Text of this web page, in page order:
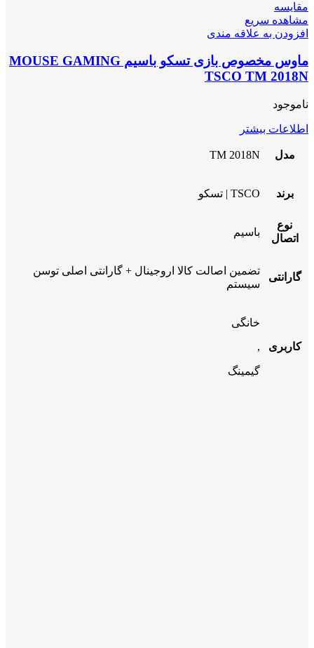
مقایسه
مشاهده سریع
افزودن به علاقه مندی
ماوس مخصوص بازی تسکو باسیم MOUSE GAMING
TSCO TM 2018N
ناموجود
اطلاعات بیشتر
مدل TM 2018N
برند TSCO | تسکو
نوع
اتصال
باسیم
گارانتی
تضمین اصالت کالا اروجینال + گارانتی اصلی توسن
سیستم
کاربری
خانگی
,
گیمینگ